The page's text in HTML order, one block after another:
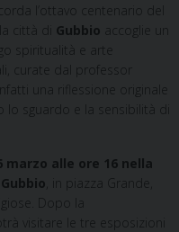
l’ottavo centenario del
, la città di Gubbio accoglie un
spiritualità e arte
curate dal professor
una riflessione originale
lo sguardo e la sensibilità di
marzo alle ore 16 nella
, in piazza Grande,
Dopo la
visitare le tre esposizioni